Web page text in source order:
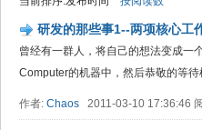
研发的那些事1--两项核心工
曾经有一群人，将自己的想法变成
Computer的机器中，然后恭敬的等待
作者: Chaos 2011-03-10 17:36:46